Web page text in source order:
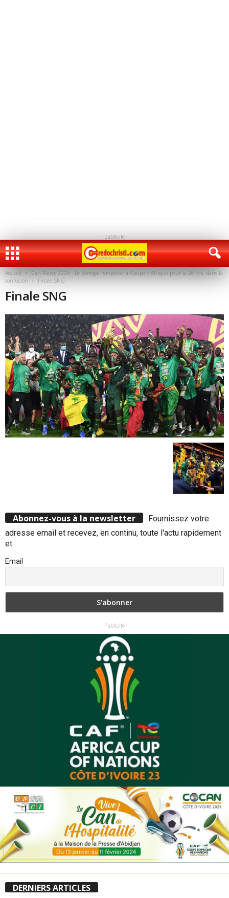
-- publicité --
Accueil
Can Maroc 2025 : Le Sénégal remporte la Coupe d’Afrique pour la 2è fois, dans la
confusion
Finale SNG
Finale SNG
Abonnez-vous à la newsletter
Fournissez votre
adresse email et recevez, en continu, toute l'actu rapidement
et
Email
- Publicité -
DERNIERS ARTICLES